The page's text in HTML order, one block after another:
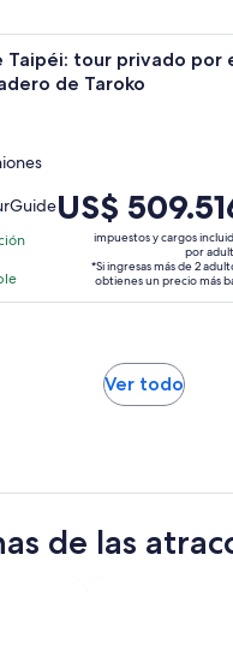
por
adulto
Pinglin y Maokong con
Taipéi: tour privado por
de Taroko
El
precio
US$ 509.516.
US$
impuestos y cargos
por
*Si ingresas más de 2
obtienes un precio más
tour privado por el
Ver todoSe
de las